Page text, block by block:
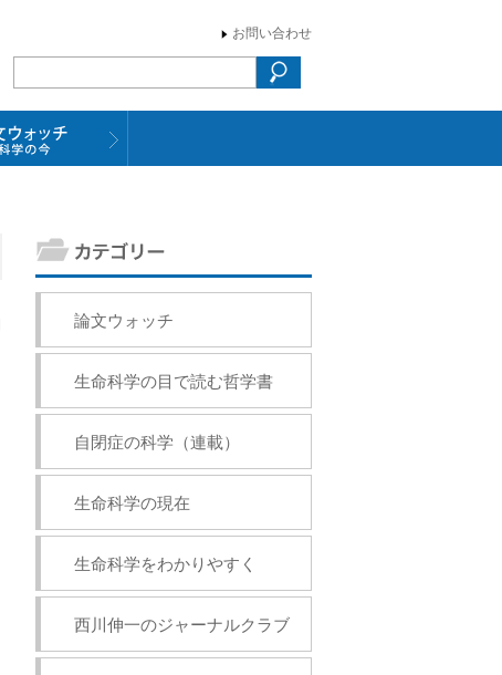
お問い合わせ
論文ウォッチ
生命科学の目で読む哲学書
自閉症の科学（連載）
生命科学の現在
生命科学をわかりやすく
西川伸一のジャーナルクラブ